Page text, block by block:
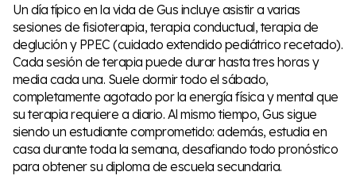
Un día típico en la vida de Gus incluye asistir a varias
sesiones de fisioterapia, terapia conductual, terapia de
deglución y PPEC (cuidado extendido pediátrico recetado).
Cada sesión de terapia puede durar hasta tres horas y
media cada una. Suele dormir todo el sábado,
completamente agotado por la energía física y mental que
su terapia requiere a diario. Al mismo tiempo, Gus sigue
siendo un estudiante comprometido: además, estudia en
casa durante toda la semana, desafiando todo pronóstico
para obtener su diploma de escuela secundaria.